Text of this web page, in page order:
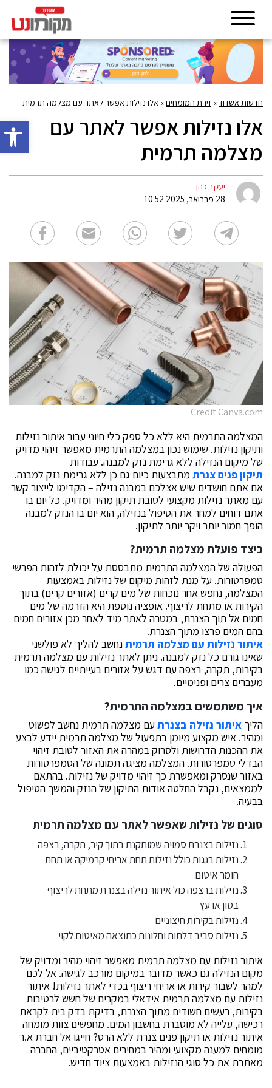
פתח
חדשות אשדוד» זירת המומחים» אלו נזילות אפשר לאתר עם מצלמה תרמית
אלו נזילות אפשר לאתר עם
מצלמה תרמית
יעקב כהן
28 פברואר, 2025 10:52
Credit Canva.com
המצלמה התרמית היא ללא כל ספק כלי חיוני עבור איתור נזילות
ותיקון נזילות. שימוש נכון במצלמה התרמית מאפשר זיהוי מדויק
של מיקום הנזילה ללא גרימת נזק למבנה. עבודות
תיקון פנים צנרתמתבצעות כיום גם כן ללא גרימת נזק למבנה.
אם אתם חושדים שיש אצלכם במבנה נזילה – הקדימו לייצור קשר
עם מאתר נזילות מקצועי לטובת תיקון מהיר ומדויק. כל יום בו
אתם דוחים למחר את הטיפול בנזילה, הוא יום בו הנזק למבנה
הופך חמור יותר ויקר יותר לתיקון.
כיצד פועלת מצלמה תרמית?
הפעולה של המצלמה התרמית מתבססת על יכולת לזהות הפרשי
טמפרטורות. על מנת לזהות מיקום של נזילות באמצעות
המצלמה, נחפש אחר נוכחות של מים קרים (אזורים קרים) בתוך
הקירות או מתחת לריצוף. אופציה נוספת היא הזרמה של מים
חמים אל תוך הצנרת, במטרה לאתר מיד לאחר מכן אזורים חמים
בהם המים פרצו מתוך הצנרת.
איתור נזילות עם מצלמה תרמיתנחשב להליך לא פולשני
שאינו גורם כל נזק למבנה. ניתן לאתר נזילות עם מצלמה תרמית
בקירות, תקרה, רצפה עם דגש על אזורים בעייתיים לגישה כמו
מעברים צרים ופנימיים.
איך משתמשים במצלמה התרמית?
הליך איתור נזילה בצנרתעם מצלמה תרמית נחשב לפשוט
ומהיר. איש מקצוע מיומן בתפעול של מצלמה תרמית יידע לבצע
את ההכנות הדרושות ולסרוק במהרה את האזור לטובת זיהוי
הבדלי טמפרטורות. המצלמה מציגה תמונה של הטמפרטורות
באזור שנסרק ומאפשרת כך זיהוי מדויק של נזילות. בהתאם
לממצאים, נקבל החלטה אודות התיקון של הנזק והמשך הטיפול
בבעיה.
סוגים של נזילות שאפשר לאתר עם מצלמה תרמית
נזילות בצנרת סמויה שמותקנת בתוך קיר, תקרה, רצפה
נזילות בגגות כולל נזילות תחת אריחי קרמיקה או תחת
חומר איטום
נזילות ברצפה כול איתור נזילה בצנרת מתחת לריצוף
בטון או עץ
נזילות בקירות חיצוניים
נזילות סביב דלתות וחלונות כתוצאה מאיטום לקוי
איתור נזילות עם מצלמה תרמית מאפשר זיהוי מהיר ומדויק של
מקום הנזילה גם כאשר מדובר במיקום מורכב לגישה. אל לכם
למהר לשבור קירות או אריחי ריצוף בכדי לאתר נזילות! איתור
נזילות עם מצלמה תרמית אידאלי במקרים של חשש לרטיבות
בקירות, רעשים חשודים מתוך הצנרת, בדיקת בדק בית לקראת
רכישה, עלייה לא מוסברת בחשבון המים. מחפשים צוות מומחה
איתור נזילות או תיקון פנים צנרת ללא הרס? חייגו אל חברת א.ר
מומחים למענה מקצועי ומהיר במחירים אטרקטיביים, החברה
מאתרת את כל סוגי הנזילות באמצעות ציוד חדיש.